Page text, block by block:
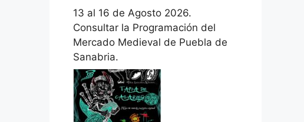
13 al 16 de Agosto 2026.
Consultar la Programación del
Mercado Medieval de Puebla de
Sanabria.